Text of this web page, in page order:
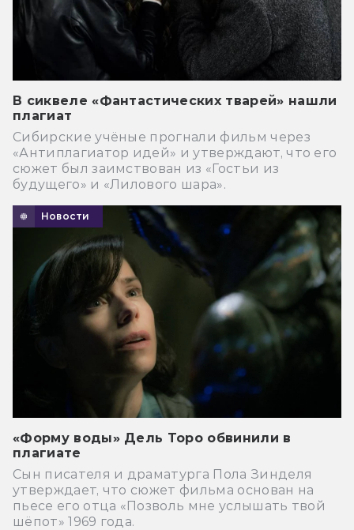
В сиквеле «Фантастических тварей» нашли
плагиат
Сибирские учёные прогнали фильм через
«Антиплагиатор идей» и утверждают, что его
сюжет был заимствован из «Гостьи из
будущего» и «Лилового шара».
Новости
«Форму воды» Дель Торо обвинили в
плагиате
Сын писателя и драматурга Пола Зинделя
утверждает, что сюжет фильма основан на
пьесе его отца «Позволь мне услышать твой
шёпот» 1969 года.